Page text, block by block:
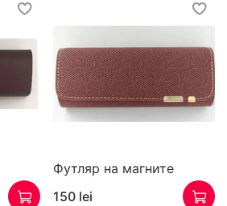
Футляр на магните
150 lei